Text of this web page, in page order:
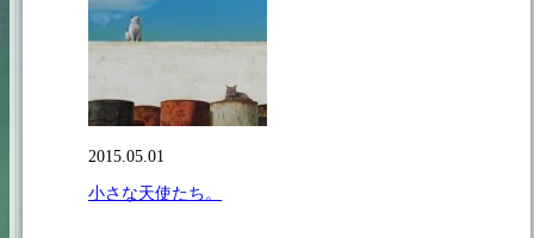
2015.05.01
小さな天使たち。